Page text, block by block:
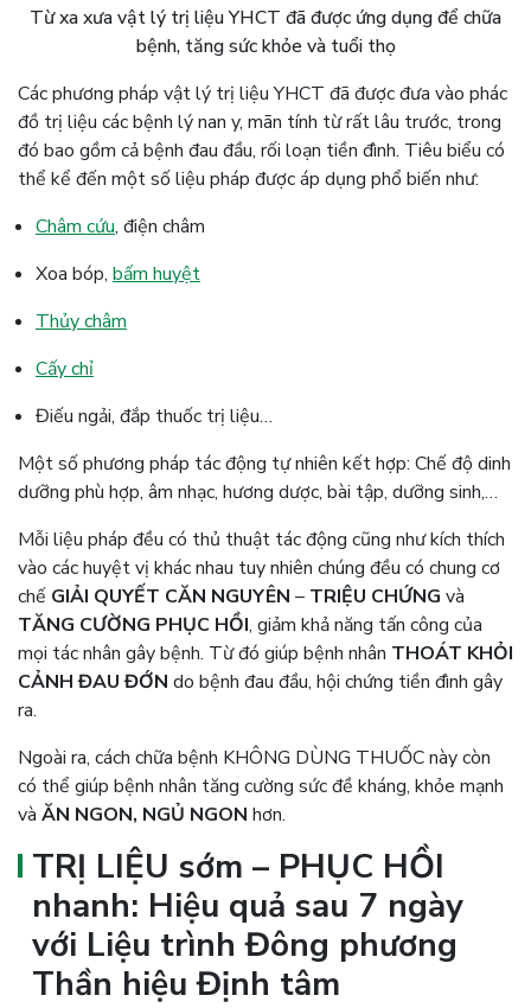
Từ xa xưa vật lý trị liệu YHCT đã được ứng dụng để chữa
bệnh, tăng sức khỏe và tuổi thọ
Các phương pháp vật lý trị liệu YHCT đã được đưa vào phác
đồ trị liệu các bệnh lý nan y, mãn tính từ rất lâu trước, trong
đó bao gồm cả bệnh đau đầu, rối loạn tiền đình. Tiêu biểu có
thể kể đến một số liệu pháp được áp dụng phổ biến như:
Châm cứu, điện châm
Xoa bóp, bấm huyệt
Thủy châm
Cấy chỉ
Điếu ngải, đắp thuốc trị liệu…
Một số phương pháp tác động tự nhiên kết hợp: Chế độ dinh
dưỡng phù hợp, âm nhạc, hương dược, bài tập, dưỡng sinh,…
Mỗi liệu pháp đều có thủ thuật tác động cũng như kích thích
vào các huyệt vị khác nhau tuy nhiên chúng đều có chung cơ
chế GIẢI QUYẾT CĂN NGUYÊN – TRIỆU CHỨNG và
TĂNG CƯỜNG PHỤC HỒI, giảm khả năng tấn công của
mọi tác nhân gây bệnh. Từ đó giúp bệnh nhân THOÁT KHỎI
CẢNH ĐAU ĐỚN do bệnh đau đầu, hội chứng tiền đình gây
ra.
Ngoài ra, cách chữa bệnh KHÔNG DÙNG THUỐC này còn
có thể giúp bệnh nhân tăng cường sức đề kháng, khỏe mạnh
và ĂN NGON, NGỦ NGON hơn.
TRỊ LIỆU sớm – PHỤC HỒI
nhanh: Hiệu quả sau 7 ngày
với Liệu trình Đông phương
Thần hiệu Định tâm